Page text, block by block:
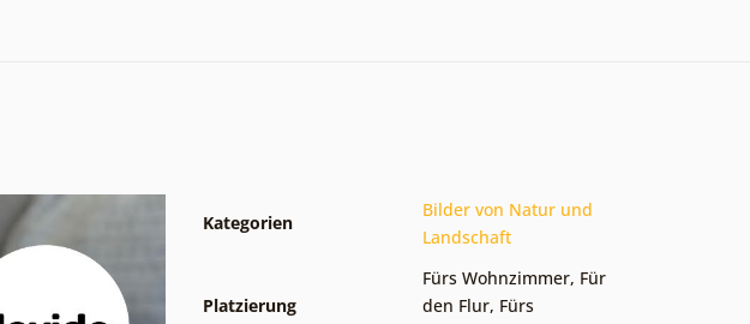
Kategorien
Bilder von Natur und
Landschaft
Platzierung
Fürs Wohnzimmer, Für
den Flur, Fürs